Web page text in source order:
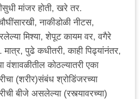
मांजर होती, खरे तर.
नाकीडोळी नीटस,
मिश्या, शेपूट कायम वर, वगैरे
मात्र, पुढे कधीतरी, काही पिढ्यांनंतर,
वंशावळीतील कोठल्यातरी एका
(शरीर)संबंध श्रोडिंजरच्या
बीजे असलेल्या (रस्त्यावरच्या)